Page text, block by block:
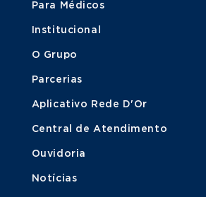
Para Médicos
Institucional
O Grupo
Parcerias
Aplicativo Rede D'Or
Central de Atendimento
Ouvidoria
Notícias